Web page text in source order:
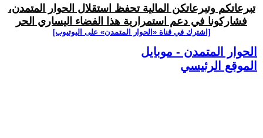
تبرعاتكم وتبرعاتكن المالية تحفظ استقلال الحوار المتمدن،
فشاركونا في دعم استمرارية هذا الفضاء اليساري الحر
[اشترك في قناة ‫«الحوار المتمدن» على اليوتيوب]
الحوار المتمدن - موبايل
الموقع الرئيسي